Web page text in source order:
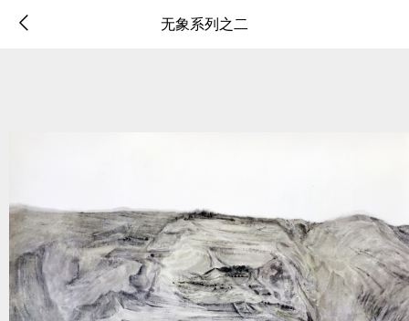
无象系列之二